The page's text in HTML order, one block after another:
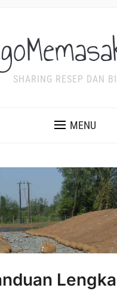
SHARING RESEP DAN
MENU